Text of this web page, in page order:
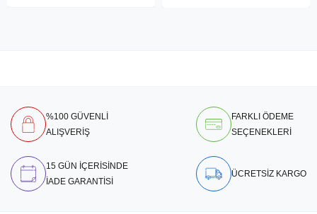
%100 GÜVENLİ
ALIŞVERİŞ
FARKLI ÖDEME
SEÇENEKLERİ
15 GÜN İÇERİSİNDE
İADE GARANTİSİ
ÜCRETSİZ KARGO